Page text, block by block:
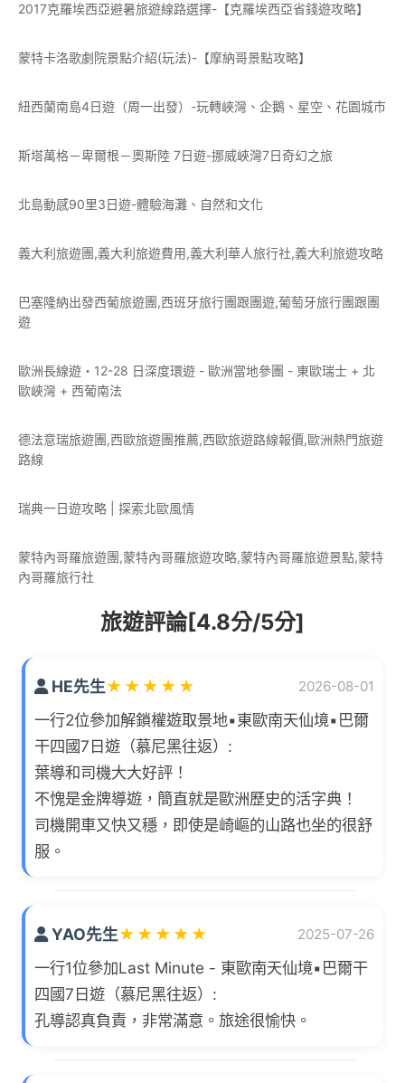
2017克羅埃西亞避暑旅遊線路選擇-【克羅埃西亞省錢遊攻略】
蒙特卡洛歌劇院景點介紹(玩法)-【摩納哥景點攻略】
紐西蘭南島4日遊（周一出發）-玩轉峽灣、企鵝、星空、花園城市
斯塔萬格－卑爾根－奧斯陸 7日遊-挪威峽灣7日奇幻之旅
北島動感90里3日遊-體驗海灘、自然和文化
義大利旅遊團,義大利旅遊費用,義大利華人旅行社,義大利旅遊攻略
巴塞隆納出發西葡旅遊團,西班牙旅行團跟團遊,葡萄牙旅行團跟團
遊
歐洲長線遊・12-28 日深度環遊 - 歐洲當地參團 - 東歐瑞士 + 北
歐峽灣 + 西葡南法
德法意瑞旅遊團,西歐旅遊團推薦,西歐旅遊路線報價,歐洲熱門旅遊
路線
瑞典一日遊攻略 | 探索北歐風情
蒙特內哥羅旅遊團,蒙特內哥羅旅遊攻略,蒙特內哥羅旅遊景點,蒙特
內哥羅旅行社
旅遊評論[4.8分/5分]
HE先生★ ★ ★ ★ ★ 2026-08-01
一行2位參加解鎖權遊取景地▪東歐南天仙境▪巴爾
干四國7日遊（慕尼黑往返）:
葉導和司機大大好評！
不愧是金牌導遊，簡直就是歐洲歷史的活字典！
司機開車又快又穩，即使是崎嶇的山路也坐的很舒
服。
YAO先生★ ★ ★ ★ ★ 2025-07-26
一行1位參加Last Minute - 東歐南天仙境▪巴爾干
四國7日遊（慕尼黑往返）:
孔導認真負責，非常滿意。旅途很愉快。